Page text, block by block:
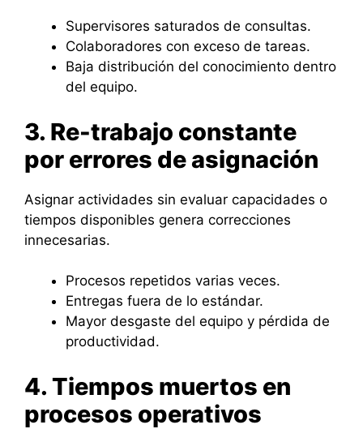
Supervisores saturados de consultas.
Colaboradores con exceso de tareas.
Baja distribución del conocimiento dentro
del equipo.
3. Re-trabajo constante
por errores de asignación
Asignar actividades sin evaluar capacidades o
tiempos disponibles genera correcciones
innecesarias.
Procesos repetidos varias veces.
Entregas fuera de lo estándar.
Mayor desgaste del equipo y pérdida de
productividad.
4. Tiempos muertos en
procesos operativos